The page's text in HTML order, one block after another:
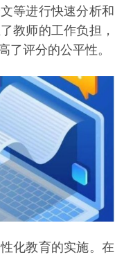
等进行快速分析和
教师的工作负担，
了评分的公平性。
化教育的实施。在